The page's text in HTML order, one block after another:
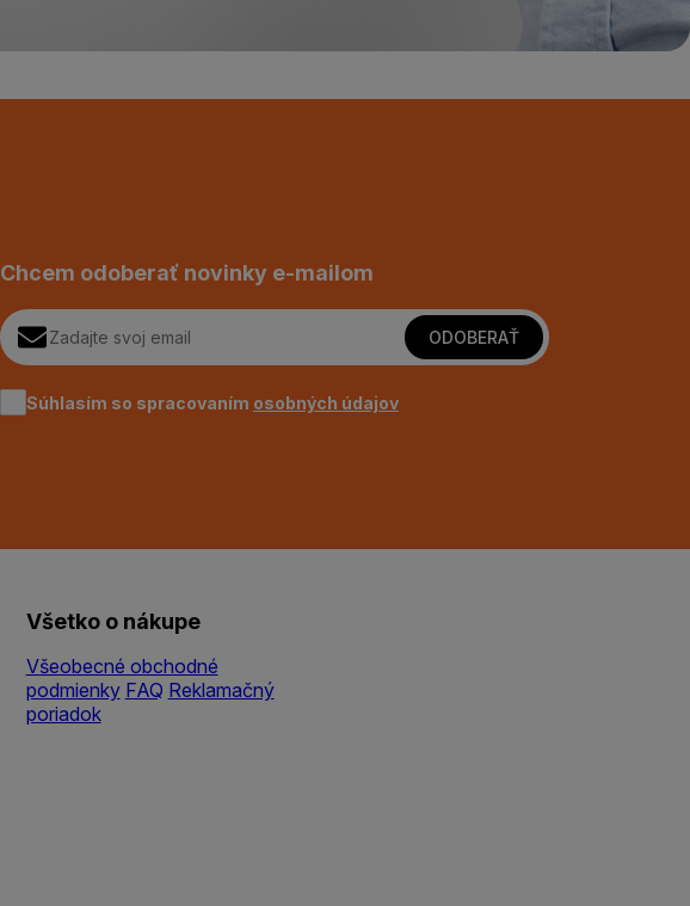
Chcem odoberať novinky e-mailom
ODOBERAŤ
Súhlasím so spracovaním osobných údajov
Všetko o nákupe
Všeobecné obchodné
podmienky FAQ Reklamačný
poriadok